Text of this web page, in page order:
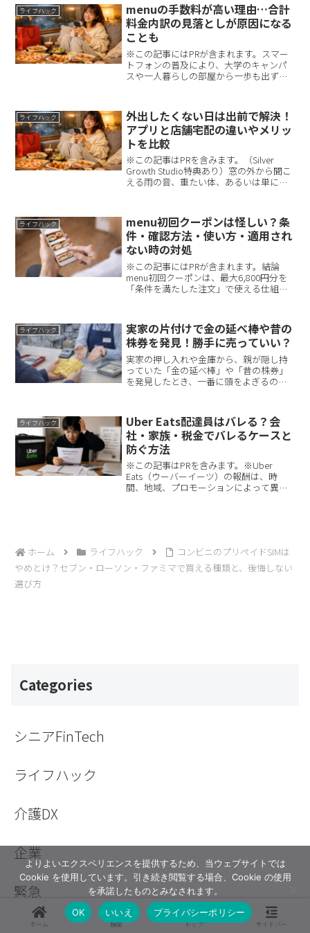
ライフハック
menuの手数料が高い理由…合計
料金内訳の見落としが原因になる
ことも
※この記事にはPRが含まれます。スマー
トフォンの普及により、大学のキャンパ
スや一人暮らしの部屋から一歩も出ずに
つになりました。しかし、便利である一
方で、多くの学生が直面...
ライフハック
外出したくない日は出前で解決！
アプリと店舗宅配の違いやメリッ
トを比較
※この記事はPRを含みます。（Silver
Growth Studio特典あり）窓の外から聞こ
える雨の音、重たい体、あるいは単に
まさにそんな状態ではないでしょうか。
「...
ライフハック
menu初回クーポンは怪しい？条
件・確認方法・使い方・適用され
ない時の対処
※この記事にはPRが含まれます。結論
menu初回クーポンは、最大6,800円分を
「条件を満たした注文」で使える仕組み
力していない」のどちらかです。最初に
クーポンペー...
ライフハック
実家の片付けで金の延べ棒や昔の
株券を発見！勝手に売っていい？
実家の押し入れや金庫から、親が隠し持
っていた「金の延べ棒」や「昔の株券」
を発見したとき、一番に頭をよぎるのは
くなっていたり、認知症で意思疎通が難
しかったりする場合、「自...
ライフハック
Uber Eats配達員はバレる？会
社・家族・税金でバレるケースと
防ぐ方法
※この記事はPRを含みます。※Uber
Eats（ウーバーイーツ）の報酬は、時
間、地域、プロモーションによって異な
ホーム
ライフハック
コンビニのプリペイドSIMは
やめとけ？セブン・ローソン・ファミマで買える種類と、後悔しない
選び方
Categories
シニアFinTech
ライフハック
介護DX
企業
緊急
ホーム 検索 トップ サイドバー
よりよいエクスペリエンスを提供するため、当ウェブサイトでは
Cookie を使用しています。引き続き閲覧する場合、Cookie の使用
を承諾したものとみなされます。
OK
いいえ プライバシーポリシー